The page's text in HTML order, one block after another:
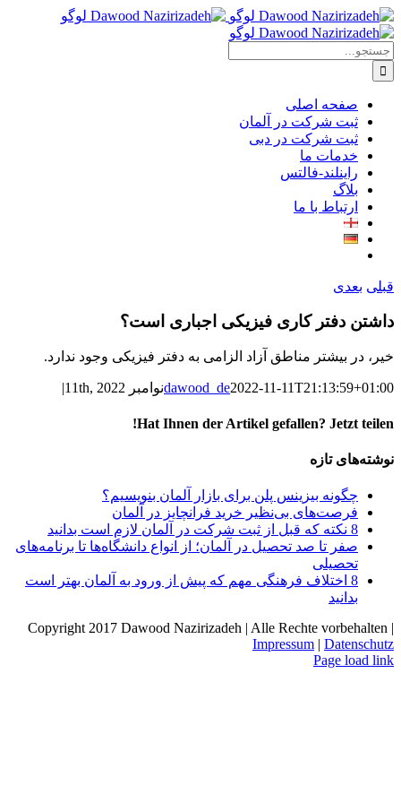
Skip
to
content
Facebook
LinkedIn
Xing
پست
الکترونیک
جستجو
برای:
صفحه اصلی
ثبت شرکت در آلمان
ثبت شرکت در دبی
خدمات ما
راینلند-فالتس
بلاگ
ارتباط با ما
قبلی بعدی
داشتن دفتر کاری فیزیکی اجباری است؟
خیر، در بیشتر مناطق آزاد الزامی به دفتر فیزیکی وجود ندارد.
dawood_de2022-11-11T21:13:59+01:00 نوامبر 11th, 2022 |
Hat Ihnen der Artikel gefallen? Jetzt teilen!
Facebook
X
LinkedIn
پست
نوشته‌های تازه
چگونه بیزینس پلن برای بازار آلمان بنویسیم؟
فرصت‌های بی‌نظیر خرید فرانچایز در آلمان
8 نکته که قبل از ثبت شرکت در آلمان لازم است بدانید
صفر تا صد تحصیل در آلمان؛ از انواع دانشگاه‌ها تا برنامه‌های
تحصیلی
8 اختلاف فرهنگی مهم که پیش از ورود به آلمان بهتر است
بدانید
Copyright 2017 Dawood Nazirizadeh | Alle Rechte vorbehalten |
Impressum | Datenschutz
Facebook
LinkedIn
Xing
پست
Page load link